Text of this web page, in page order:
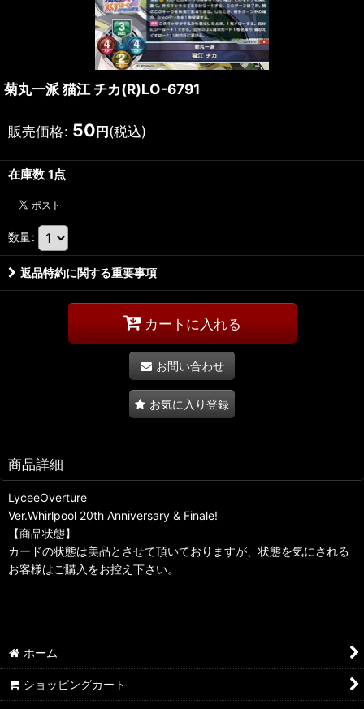
菊丸一派 猫江 チカ(R)LO-6791
販売価格: 50 円 (税込)
在庫数 1点
数量:
返品特約に関する重要事項
カートに入れる
お問い合わせ
お気に入り登録
商品詳細
LyceeOverture
Ver.Whirlpool 20th Anniversary & Finale!
【商品状態】
カードの状態は美品とさせて頂いておりますが、状態を気にされる
お客様はご購入をお控え下さい。
ホーム
ショッピングカート